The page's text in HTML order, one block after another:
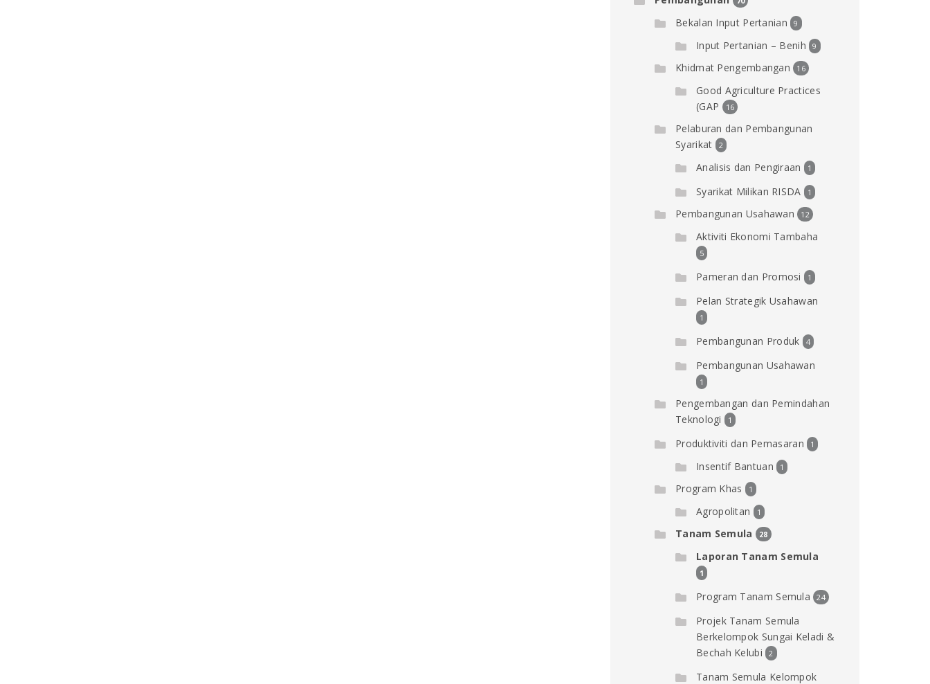
Bekalan Input Pertanian 9
Input Pertanian – Benih 9
Khidmat Pengembangan 16
Good Agriculture Practices
(GAP
16
Pelaburan dan Pembangunan
Syarikat
2
Analisis dan Pengiraan 1
Syarikat Milikan RISDA 1
Pembangunan Usahawan 12
Aktiviti Ekonomi Tambaha
5
Pameran dan Promosi 1
Pelan Strategik Usahawan
1
Pembangunan Produk 4
Pembangunan Usahawan
1
Pengembangan dan Pemindahan
Teknologi
1
Produktiviti dan Pemasaran 1
Insentif Bantuan 1
Program Khas 1
Agropolitan 1
Tanam Semula 28
Laporan Tanam Semula
1
Program Tanam Semula 24
Projek Tanam Semula
Berkelompok Sungai Keladi &
Bechah Kelubi
2
Tanam Semula Kelompok